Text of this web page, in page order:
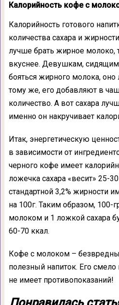
Калорийность кофе с
Калорийность готового
количества сахара и
лучше брать жирное молоко,
вкуснее. Девушкам, сидящим
бояться жирного молока, оно
тому же, его добавляют в
количество. А вот сахара
именно он накручивает
Итак, энергетическую
в зависимости от
черного кофе имеет
ложечка сахара «весит» 25-
стандартной 3,2% жирности
на 100г. Таким образом,
молоком и 1 ложкой сахара
60-70 ккал.
Кофе с молоком –
полезный напиток. Его
не имеет противопоказаний!